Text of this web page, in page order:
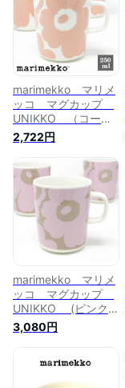
marimekko マリメ
ッコ マグカップ
UNIKKO （コーラ
ルピンク）
No.130(71)【日本限
定】
2,722円
marimekko マリメ
ッコ マグカップ
UNIKKO (ピンク×
ベージュ)
No.831(71) 【日本
3,080円